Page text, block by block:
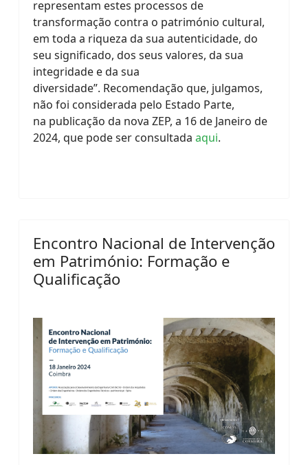
representam estes processos de
transformação contra o património cultural,
em toda a riqueza da sua autenticidade, do
seu significado, dos seus valores, da sua
integridade e da sua
diversidade”. Recomendação que, julgamos,
não foi considerada pelo Estado Parte,
na publicação da nova ZEP, a 16 de Janeiro de
2024, que pode ser consultada aqui.
Encontro Nacional de Intervenção
em Património: Formação e
Qualificação